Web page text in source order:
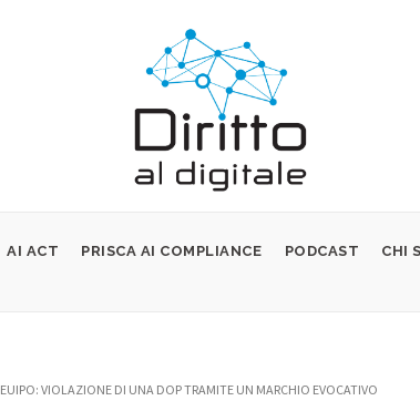
AI ACT PRISCA AI COMPLIANCE PODCAST CHI
EUIPO: VIOLAZIONE DI UNA DOP TRAMITE UN MARCHIO EVOCATIVO